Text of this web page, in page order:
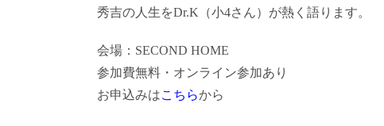
秀吉の人生をDr.K（小4さん）が熱く語ります。
会場：SECOND HOME
参加費無料・オンライン参加あり
お申込みはこちらから